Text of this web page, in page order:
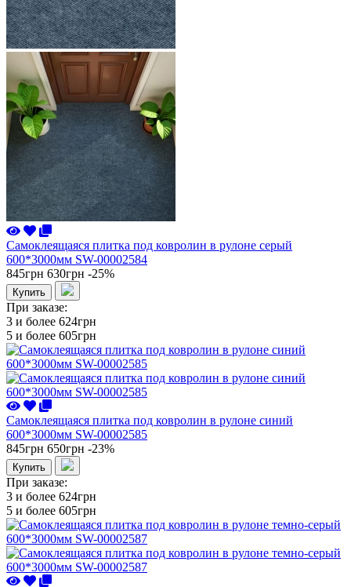
Самоклеящаяся плитка под ковролин в рулоне серый
600*3000мм SW-00002584
845грн 630грн -25%
Купить
При заказе:
3 и более 624грн
5 и более 605грн
Самоклеящаяся плитка под ковролин в рулоне синий
600*3000мм SW-00002585
845грн 650грн -23%
Купить
При заказе:
3 и более 624грн
5 и более 605грн